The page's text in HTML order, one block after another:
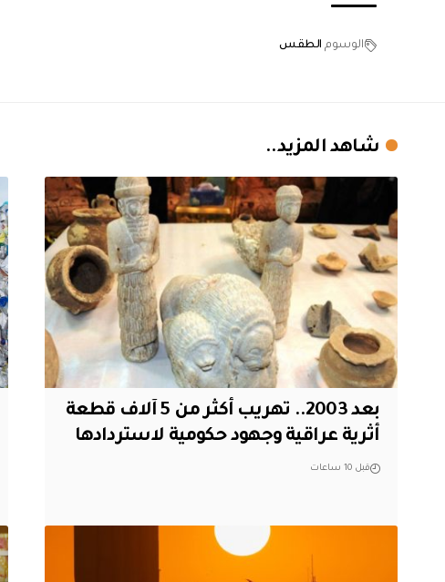
الوسوم الطقس
شاهد المزيد..
بعد 2003.. تهريب أكثر من 5 آلاف قطعة
أثرية عراقية وجهود حكومية لاستردادها
قبل 10 ساعات